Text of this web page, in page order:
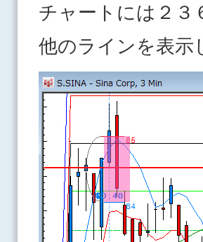
チャートには２３
他のラインを表示